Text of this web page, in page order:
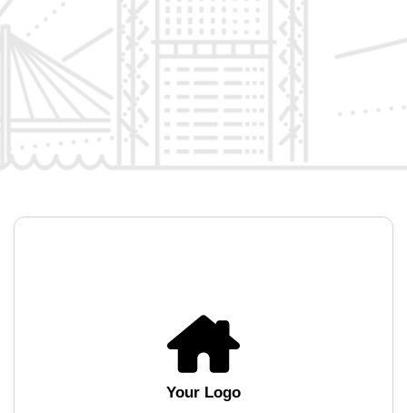
Your Logo